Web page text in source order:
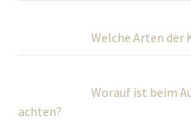
Welche Arten der
Worauf ist beim
achten?